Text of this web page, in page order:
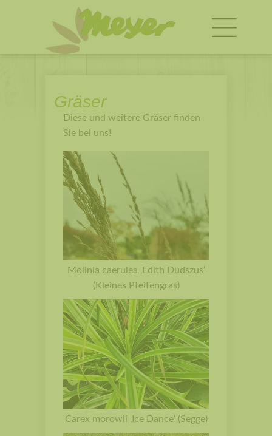
Gräser
Diese und weitere Gräser finden
Sie bei uns!
Molinia caerulea ‚Edith Dudszus‘
(Kleines Pfeifengras)
Carex morowii ‚Ice Dance‘ (Segge)